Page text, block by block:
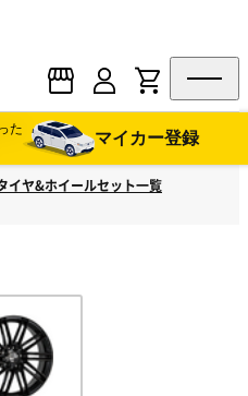
た
マイカー登録
イヤ&ホイールセット一覧